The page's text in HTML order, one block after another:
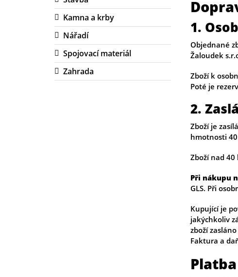
1.
Objednané
Žaloudek
Zboží k
Poté je
2.
Zboží je
hmotnosti 40
Zboží nad
Při nákupu
GLS. Při
Kupující je
jakýchkoliv
zboží
Faktura a
Platba
Kamna a krby
Nářadí
Spojovací materiál
Zahrada